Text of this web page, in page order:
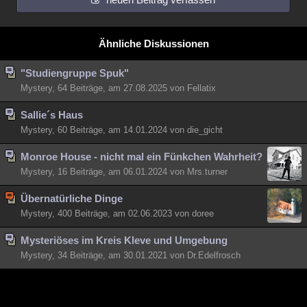
Besucht Teilgenommen Alle Neue Geschlossen
Schlüsselwörter
Ähnliche Diskussionen
"Studiengruppe Spuk"
Mystery, 64 Beiträge, am 27.08.2025 von Fellatix
Sallie´s Haus
Mystery, 60 Beiträge, am 14.01.2024 von die_gicht
Monroe House - nicht mal ein Fünkchen Wahrheit?
Mystery, 16 Beiträge, am 06.01.2024 von Mrs.turner
Übernatürliche Dinge
Mystery, 400 Beiträge, am 02.06.2023 von doree
Mysteriöses im Kreis Kleve und Umgebung
Mystery, 34 Beiträge, am 30.01.2021 von Dr.Edelfrosch